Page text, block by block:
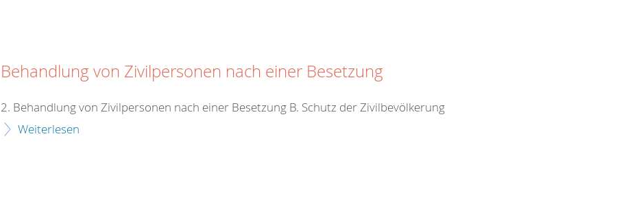
Behandlung von Zivilpersonen nach einer Besetzung
2. Behandlung von Zivilpersonen nach einer Besetzung B. Schutz der Zivilbevölkerung
Weiterlesen